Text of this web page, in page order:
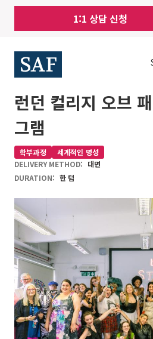
Skip
main
content
Utility
Menu
1:1 상담 신청
런던 컬리지 오브
그램
학부과정
세계적인 명성
DELIVERY METHOD: 대면
DURATION: 한 텀